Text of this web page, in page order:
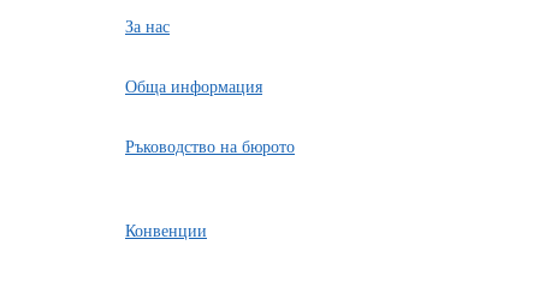
За нас
Обща информация
Ръководство на бюрото
Конвенции